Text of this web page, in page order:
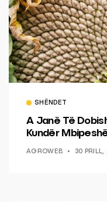
SHËNDET
A Janë Të
Kundër
AGROWEB 30 PRILL,